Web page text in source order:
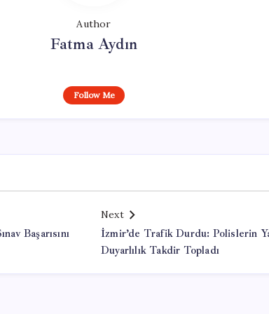
Author
Fatma Aydın
Follow Me
Başarısını
Next
İzmir’de Trafik Durdu: Polislerin
Duyarlılık Takdir Topladı